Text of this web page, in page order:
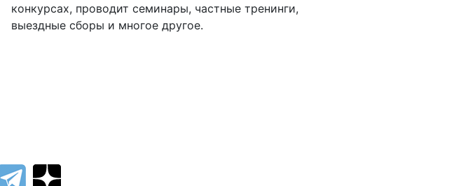
конкурсах, проводит семинары, частные тренинги,
выездные сборы и многое другое.